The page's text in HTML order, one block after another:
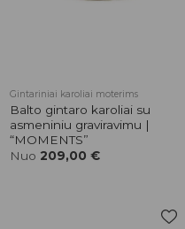
Gintariniai karoliai moterims
Balto gintaro karoliai su
asmeniniu graviravimu |
“MOMENTS”
Nuo 209,00 €